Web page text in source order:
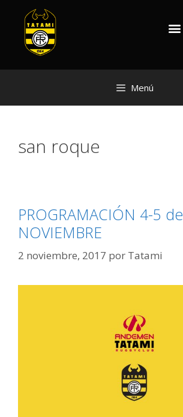
Menú
san roque
PROGRAMACIÓN 4-5 de
NOVIEMBRE
2 noviembre, 2017 por Tatami